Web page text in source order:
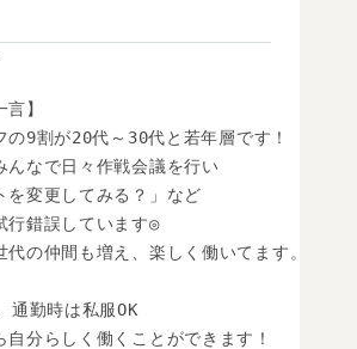
】
の9割が20代～30代と若年層です！
んなで日々作戦会議を行い
を変更してみる？」など
行錯誤しています◎
の仲間も増え、楽しく働いてます。
通勤時は私服OK
分らしく働くことができます！